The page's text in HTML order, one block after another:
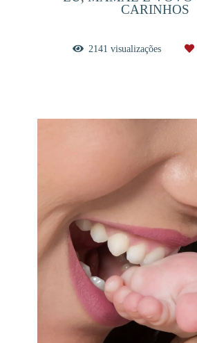
CARINHOS
2141 visualizações